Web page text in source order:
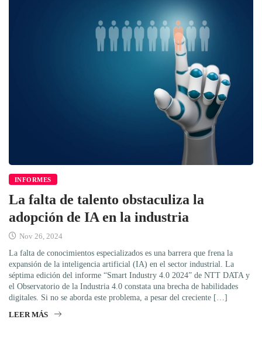
INFORMES
La falta de talento obstaculiza la
adopción de IA en la industria
Nov 26, 2024
La falta de conocimientos especializados es una barrera que frena la
expansión de la inteligencia artificial (IA) en el sector industrial. La
séptima edición del informe “Smart Industry 4.0 2024” de NTT DATA y
el Observatorio de la Industria 4.0 constata una brecha de habilidades
digitales. Si no se aborda este problema, a pesar del creciente […]
LEER MÁS